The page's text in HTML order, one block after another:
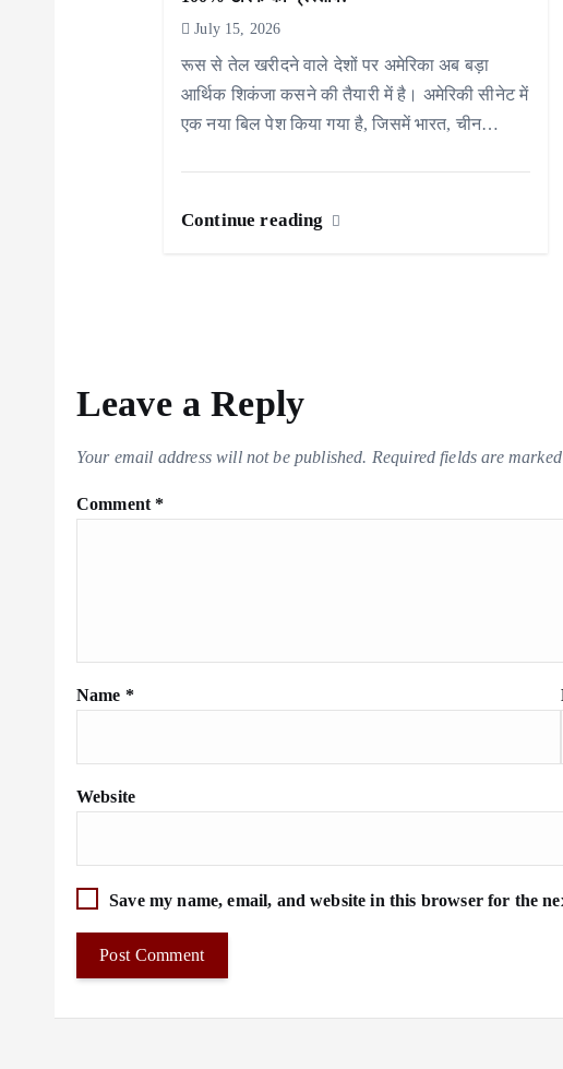
July 15, 2026
रूस से तेल खरीदने वाले देशों पर अमेरिका अब बड़ा
आर्थिक शिकंजा कसने की तैयारी में है। अमेरिकी सीनेट में
एक नया बिल पेश किया गया है, जिसमें भारत, चीन…
Continue reading
Leave a Reply
Your email address will not be published. Required fields are marked
Comment *
Name *
Website
Save my name, email, and website in this browser for the